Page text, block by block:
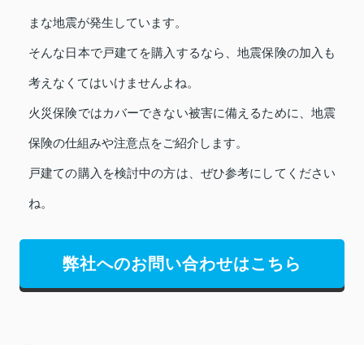
まな地震が発生しています。
そんな日本で戸建てを購入するなら、地震保険の加入も
考えなくてはいけませんよね。
火災保険ではカバーできない被害に備えるために、地震
保険の仕組みや注意点をご紹介します。
戸建ての購入を検討中の方は、ぜひ参考にしてください
ね。
弊社へのお問い合わせはこちら